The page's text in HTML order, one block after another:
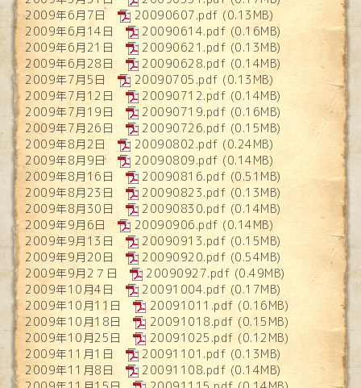
2009年6月7日
20090607.pdf (0.13MB)
2009年6月14日
20090614.pdf (0.16MB)
2009年6月21日
20090621.pdf (0.13MB)
2009年6月28日
20090628.pdf (0.14MB)
2009年7月5日
20090705.pdf (0.13MB)
2009年7月12日
20090712.pdf (0.14MB)
2009年7月19日
20090719.pdf (0.16MB)
2009年7月26日
20090726.pdf (0.15MB)
2009年8月2日
20090802.pdf (0.24MB)
2009年8月9日
20090809.pdf (0.14MB)
2009年8月16日
20090816.pdf (0.51MB)
2009年8月23日
20090823.pdf (0.13MB)
2009年8月30日
20090830.pdf (0.14MB)
2009年9月6日
20090906.pdf (0.14MB)
2009年9月13日
20090913.pdf (0.15MB)
2009年9月20日
20090920.pdf (0.54MB)
2009年9月2７日
20090927.pdf (0.49MB)
2009年10月4日
20091004.pdf (0.17MB)
2009年10月11日
20091011.pdf (0.16MB)
2009年10月18日
20091018.pdf (0.15MB)
2009年10月25日
20091025.pdf (0.12MB)
2009年11月1日
20091101.pdf (0.13MB)
2009年11月8日
20091108.pdf (0.14MB)